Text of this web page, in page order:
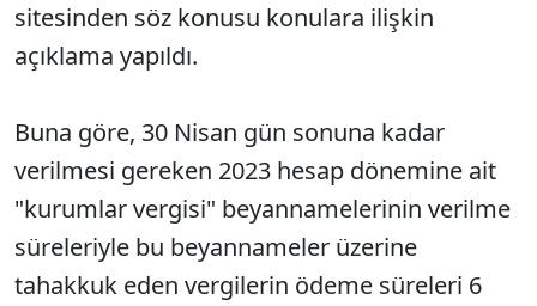
sitesinden söz konusu konulara ilişkin
açıklama yapıldı.
Buna göre, 30 Nisan gün sonuna kadar
verilmesi gereken 2023 hesap dönemine ait
"kurumlar vergisi" beyannamelerinin verilme
süreleriyle bu beyannameler üzerine
tahakkuk eden vergilerin ödeme süreleri 6